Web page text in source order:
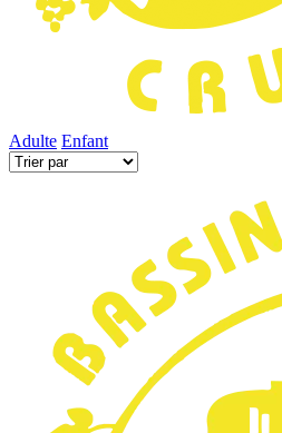
Adulte Enfant